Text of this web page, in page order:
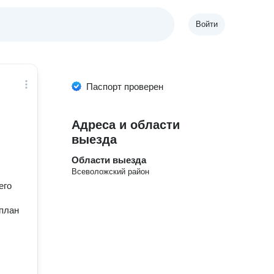
Войти
Паспорт проверен
Адреса и области
выезда
Области выезда
Всеволожский район